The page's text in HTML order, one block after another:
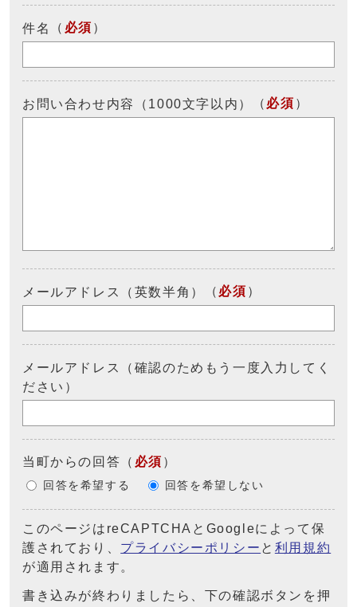
件名 （ 必須 ）
お問い合わせ内容（1000文字以内） （ 必須 ）
メールアドレス（英数半角） （ 必須 ）
メールアドレス（確認のためもう一度入力してく
ださい）
当町からの回答 （ 必須 ）
回答を希望する 回答を希望しない
このページはreCAPTCHAとGoogleによって保
護されており、 プライバシーポリシー と 利用規約
が適用されます。
書き込みが終わりましたら、下の確認ボタンを押